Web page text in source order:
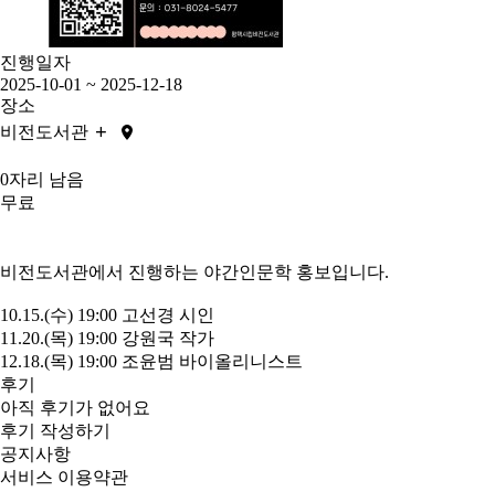
진행일자
2025-10-01 ~ 2025-12-18
장소
비전도서관 +
0자리 남음
무료
비전도서관에서 진행하는 야간인문학 홍보입니다.
10.15.(수) 19:00 고선경 시인
11.20.(목) 19:00 강원국 작가
12.18.(목) 19:00 조윤범 바이올리니스트
후기
아직 후기가 없어요
후기 작성하기
공지사항
서비스 이용약관